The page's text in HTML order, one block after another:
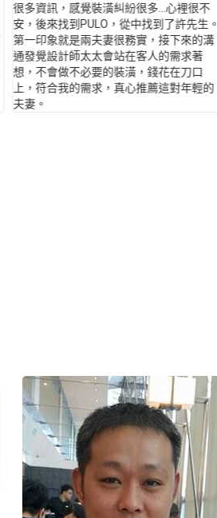
很多資訊，感覺裝潢糾紛很多…心裡很不
安，後來找到PULO，從中找到了許先生。
第一印象就是兩夫妻很務實，接下來的溝
通發覺設計師太太會站在客人的需求著
想，不會做不必要的裝潢，錢花在刀口
上，符合我的需求，真心推薦這對年輕的
夫妻。